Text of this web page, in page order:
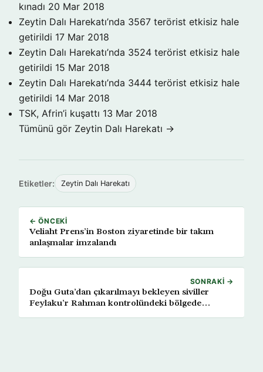
kınadı 20 Mar 2018
Zeytin Dalı Harekatı’nda 3567 terörist etkisiz hale
getirildi 17 Mar 2018
Zeytin Dalı Harekatı’nda 3524 terörist etkisiz hale
getirildi 15 Mar 2018
Zeytin Dalı Harekatı’nda 3444 terörist etkisiz hale
getirildi 14 Mar 2018
TSK, Afrin’i kuşattı 13 Mar 2018
Tümünü gör Zeytin Dalı Harekatı →
Etiketler: Zeytin Dalı Harekatı
← ÖNCEKI
Veliaht Prens’in Boston ziyaretinde bir takım
anlaşmalar imzalandı
SONRAKI →
Doğu Guta’dan çıkarılmayı bekleyen siviller
Feylaku’r Rahman kontrolündeki bölgede